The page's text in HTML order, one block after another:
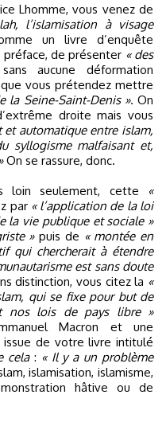
l’islamisation à visage
un livre d’enquête
de présenter « des
aucune déformation
vous prétendez mettre
la Seine-Saint-Denis ». On
droite mais vous
et automatique entre islam,
syllogisme malfaisant et,
On se rassure, donc.
loin seulement, cette
«
par « l’application de la loi
la vie publique et sociale »
»puis de « montée en
qui chercherait à étendre
est sans doute
distinction, vous citez la «
qui se fixe pour but de
nos lois de pays libre »
Macron et une
issue de votre livre intitulé
cela: « Il y a un problème
islamisation, islamisme,
hâtive ou de